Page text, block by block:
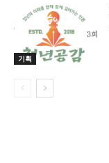
기획